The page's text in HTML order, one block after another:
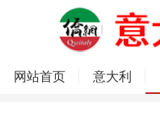
网站首页 意大利